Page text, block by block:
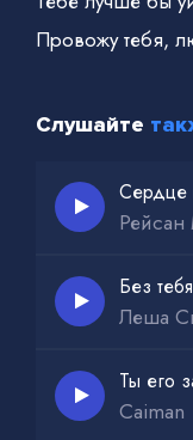
Провожу тебя,
Ты не виновата,
Забывай,
Удаляй
Удаляй
Себя города
А я где-то
Слушайте
Сердце
Рейсан
Без
Леша
Ты его
Caiman